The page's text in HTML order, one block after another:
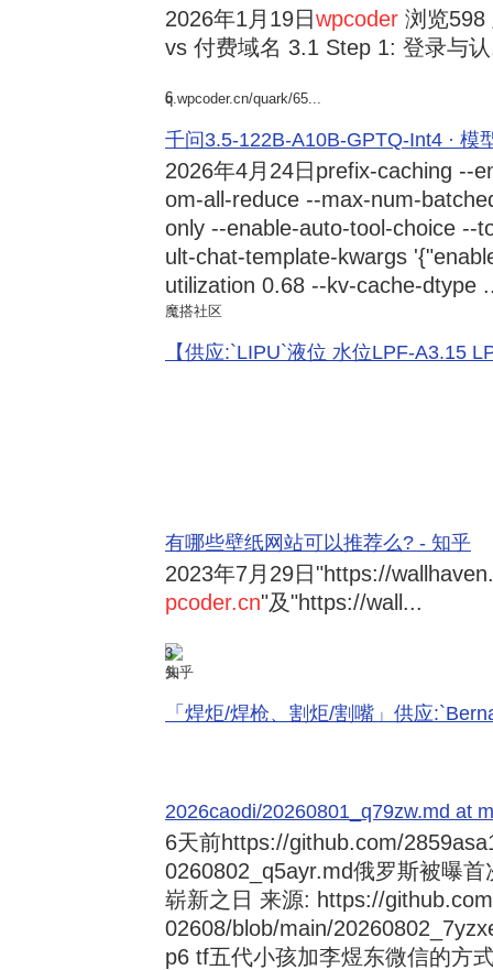
2026年1月19日wpcoder 浏览598
vs 付费域名 3.1 Step 1: 登录与
6
q.wpcoder.cn/quark/65...
千问3.5-122B-A10B-GPTQ-Int4 · 模
2026年4月24日 prefix-caching --
om-all-reduce --max-num-
only --enable-auto-tool-choice --
ult-chat-template-kwargs
utilization 0.68 --kv-cache-dtype
魔搭社区
【供应:`LIPU`液位 水位LPF-A3.15
有哪些壁纸网站可以推荐么? - 知乎
2023年7月29日 "https://
pcoder.cn"及"https://wall...
3
知乎
「焊炬/焊枪、割炬/割嘴」供应
2026caodi/20260801_q79zw.md at
6天前https://github.com/
0260802_q5ayr.md俄罗斯被曝
崭新之日 来源: https://
02608/blob/main/
p6 tf五代小孩加李煜东微信的方